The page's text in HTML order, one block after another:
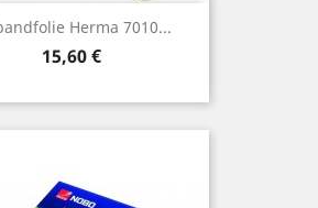
Herma 7010...
Preis
15,60 €